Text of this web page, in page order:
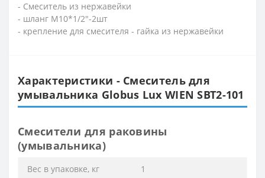
- Смеситель из нержавейки
- шланг М10*1/2″-2шт
- крепление для смесителя - гайка из нержавейки
Характеристики - Смеситель для
умывальника Globus Lux WIEN SBT2-101
Смесители для раковины
(умывальника)
Вес в упаковке, кг 1